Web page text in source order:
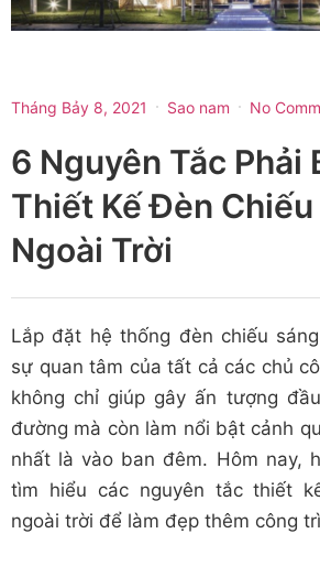
Tháng Bảy 8, 2021 Sao nam No
6 Nguyên Tắc Phải
Thiết Kế Đèn Chiếu
Ngoài Trời
Lắp đặt hệ thống đèn chiếu
sự quan tâm của tất cả các chủ
không chỉ giúp gây ấn tượng
đường mà còn làm nổi bật cảnh
nhất là vào ban đêm. Hôm nay,
tìm hiểu các nguyên tắc thiết
ngoài trời để làm đẹp thêm công